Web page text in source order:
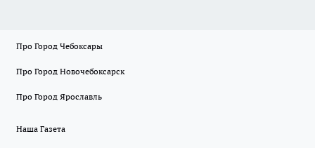
Про Город Чебоксары
Про Город Новочебоксарск
Про Город Ярославль
Наша Газета